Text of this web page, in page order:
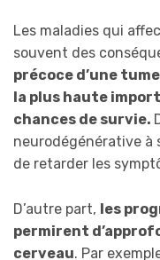
Les maladies qui
souvent des
précoce d’une
la plus haute
chances de survie.
neurodégénérative à
de retarder les
D’autre part, les
permirent
cerveau. Par